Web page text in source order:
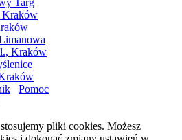
Pomoc
pliki cookies. Możesz